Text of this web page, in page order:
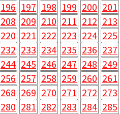
196 197 198 199 200 201
208 209 210 211 212 213
220 221 222 223 224 225
232 233 234 235 236 237
244 245 246 247 248 249
256 257 258 259 260 261
268 269 270 271 272 273
280 281 282 283 284 285